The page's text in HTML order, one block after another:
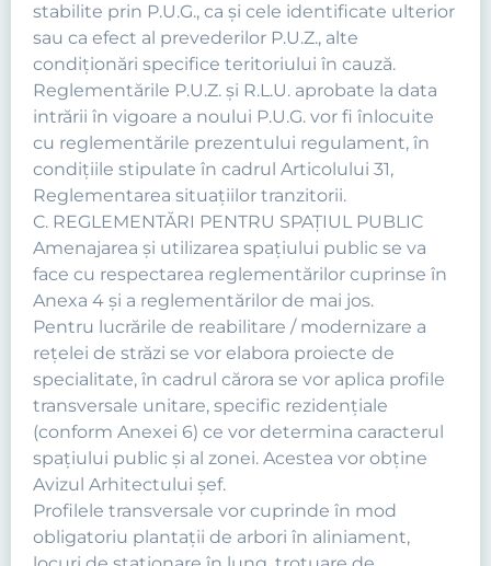
stabilite prin P.U.G., ca şi cele identificate ulterior
sau ca efect al prevederilor P.U.Z., alte
condiţionări specifice teritoriului în cauză.
Reglementările P.U.Z. şi R.L.U. aprobate la data
intrării în vigoare a noului P.U.G. vor fi înlocuite
cu reglementările prezentului regulament, în
condiţiile stipulate în cadrul Articolului 31,
Reglementarea situaţiilor tranzitorii.
C. REGLEMENTĂRI PENTRU SPAȚIUL PUBLIC
Amenajarea şi utilizarea spaţiului public se va
face cu respectarea reglementărilor cuprinse în
Anexa 4 şi a reglementărilor de mai jos.
Pentru lucrările de reabilitare / modernizare a
reţelei de străzi se vor elabora proiecte de
specialitate, în cadrul cărora se vor aplica profile
transversale unitare, specific rezidenţiale
(conform Anexei 6) ce vor determina caracterul
spaţiului public şi al zonei. Acestea vor obține
Avizul Arhitectului șef.
Profilele transversale vor cuprinde în mod
obligatoriu plantaţii de arbori în aliniament,